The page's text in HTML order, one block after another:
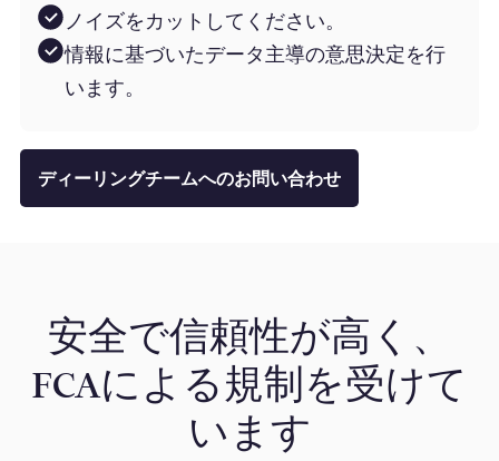
ノイズをカットしてください。
情報に基づいたデータ主導の意思決定を行
います。
ディーリングチームへのお問い合わせ
安全で信頼性が高く、
FCAによる規制を受けて
います